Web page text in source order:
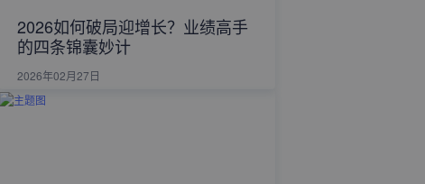
2026如何破局迎增长？业绩高手
的四条锦囊妙计
2026年02月27日